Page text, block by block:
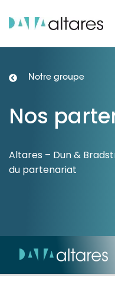
Vos enjeux
Nos solutions
Nos partenaires
Notre groupe
Nos
Altares – Dun &
du partenariat